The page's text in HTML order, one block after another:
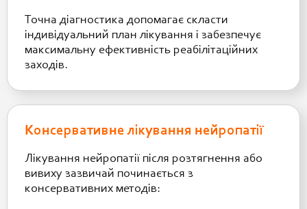
Точна діагностика допомагає скласти
індивідуальний план лікування і забезпечує
максимальну ефективність реабілітаційних
заходів.
Консервативне лікування нейропатії
Лікування нейропатії після розтягнення або
вивиху зазвичай починається з
консервативних методів: